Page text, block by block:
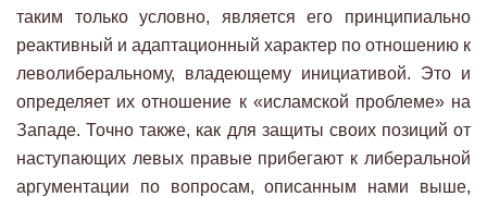
таким только условно, является его принципиально
реактивный и адаптационный характер по отношению к
леволиберальному, владеющему инициативой. Это и
определяет их отношение к «исламской проблеме» на
Западе. Точно также, как для защиты своих позиций от
наступающих левых правые прибегают к либеральной
аргументации по вопросам, описанным нами выше,